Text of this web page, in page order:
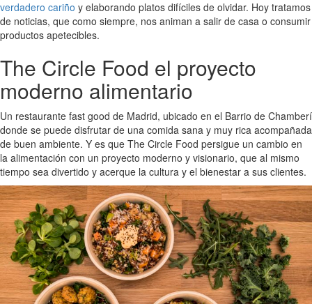
verdadero cariño y elaborando platos difíciles de olvidar. Hoy tratamos
de noticias, que como siempre, nos animan a salir de casa o consumir
productos apetecibles.
The Circle Food el proyecto
moderno alimentario
Un restaurante fast good de Madrid, ubicado en el Barrio de Chamberí
donde se puede disfrutar de una comida sana y muy rica acompañada
de buen ambiente. Y es que The Circle Food persigue un cambio en
la alimentación con un proyecto moderno y visionario, que al mismo
tiempo sea divertido y acerque la cultura y el bienestar a sus clientes.